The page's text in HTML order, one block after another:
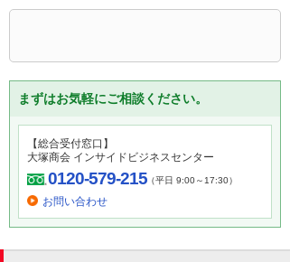
まずはお気軽にご相談ください。
【総合受付窓口】
大塚商会 インサイドビジネスセンター
0120-579-215（平日 9:00～17:30）
お問い合わせ